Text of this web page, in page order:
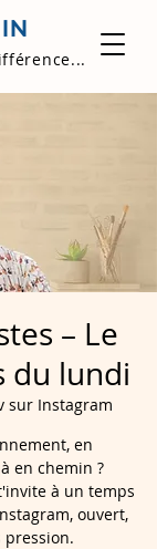
– Le
du lundi
sur Instagram
en
en chemin ?
à un temps
ouvert,
pression.